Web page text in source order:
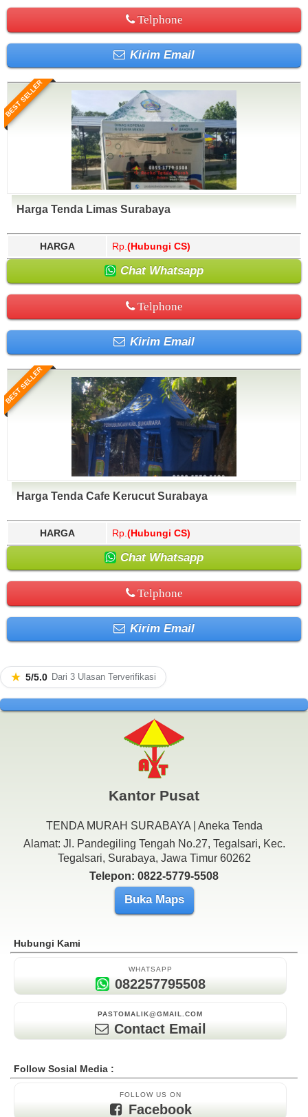
Telphone
Kirim Email
BEST SELLER
Harga Tenda Limas Surabaya
HARGA Rp. (Hubungi CS)
Chat Whatsapp
Telphone
Kirim Email
BEST SELLER
Harga Tenda Cafe Kerucut Surabaya
HARGA Rp. (Hubungi CS)
Chat Whatsapp
Telphone
Kirim Email
★ 5/5.0 Dari 3 Ulasan Terverifikasi
Kantor Pusat
TENDA MURAH SURABAYA | Aneka Tenda
Alamat: Jl. Pandegiling Tengah No.27, Tegalsari, Kec.
Tegalsari, Surabaya, Jawa Timur 60262
Telepon: 0822-5779-5508
Buka Maps
Hubungi Kami
WHATSAPP
082257795508
PASTOMALIK@GMAIL.COM
Contact Email
Follow Sosial Media :
FOLLOW US ON
Facebook